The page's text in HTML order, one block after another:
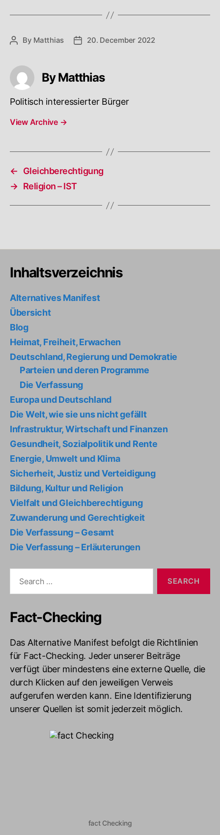
PostBy Matthias
Post20. December 2022
By Matthias
Politisch interessierter Bürger
View Archive →
←
Gleichberechtigung
→ Religion – IST
Inhaltsverzeichnis
Alternatives Manifest
Übersicht
Blog
Heimat, Freiheit, Erwachen
Deutschland, Regierung und Demokratie
Parteien und deren Programme
Die Verfassung
Europa und Deutschland
Die Welt, wie sie uns nicht gefällt
Infrastruktur, Wirtschaft und Finanzen
Gesundheit, Sozialpolitik und Rente
Energie, Umwelt und Klima
Sicherheit, Justiz und Verteidigung
Bildung, Kultur und Religion
Vielfalt und Gleichberechtigung
Zuwanderung und Gerechtigkeit
Die Verfassung – Gesamt
Die Verfassung – Erläuterungen
Fact-Checking
Das Alternative Manifest befolgt die Richtlinien
für Fact-Checking. Jeder unserer Beiträge
verfügt über mindestens eine externe Quelle, die
durch Klicken auf den jeweiligen Verweis
aufgerufen werden kann. Eine Identifizierung
unserer Quellen ist somit jederzeit möglich.
fact Checking